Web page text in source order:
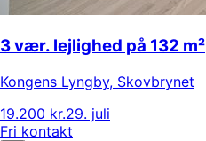
3 vær. lejlighed på 132 m²
Kongens Lyngby, Skovbrynet
19.200 kr.29. juli
Fri kontakt